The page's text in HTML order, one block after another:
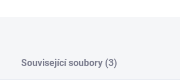
Související soubory (3)